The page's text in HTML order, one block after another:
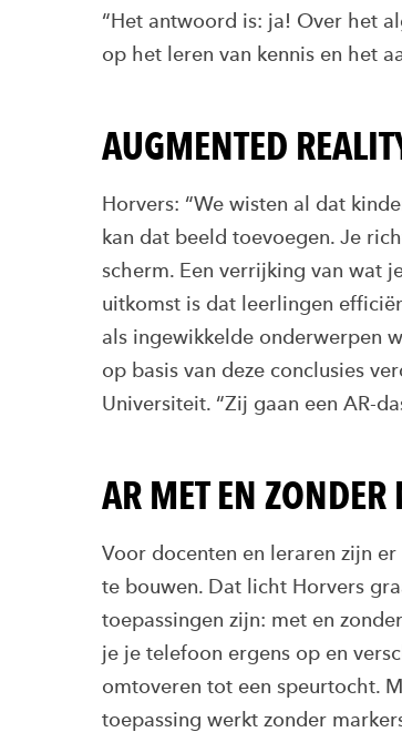
“Het antwoord is: ja! Over het
op het leren van kennis en het
AUGMENTED
Horvers: “We wisten al dat
kan dat beeld toevoegen. Je
scherm. Een verrijking van wat
uitkomst is dat leerlingen
als ingewikkelde onderwerpen
op basis van deze conclusies
Universiteit. “Zij gaan een AR-
AR MET EN ZONDER
Voor docenten en leraren zijn
te bouwen. Dat licht Horvers
toepassingen zijn: met en
je je telefoon ergens op en
omtoveren tot een speurtocht.
toepassing werkt zonder